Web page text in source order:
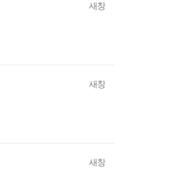
새창
새창
새창